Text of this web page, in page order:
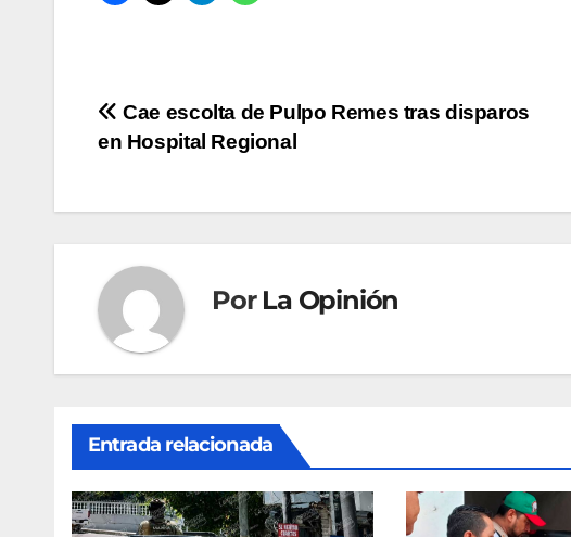
Navegación
entradas
Cae escolta de Pulpo Remes tras disparos
en Hospital Regional
Por La Opinión
Entrada relacionada